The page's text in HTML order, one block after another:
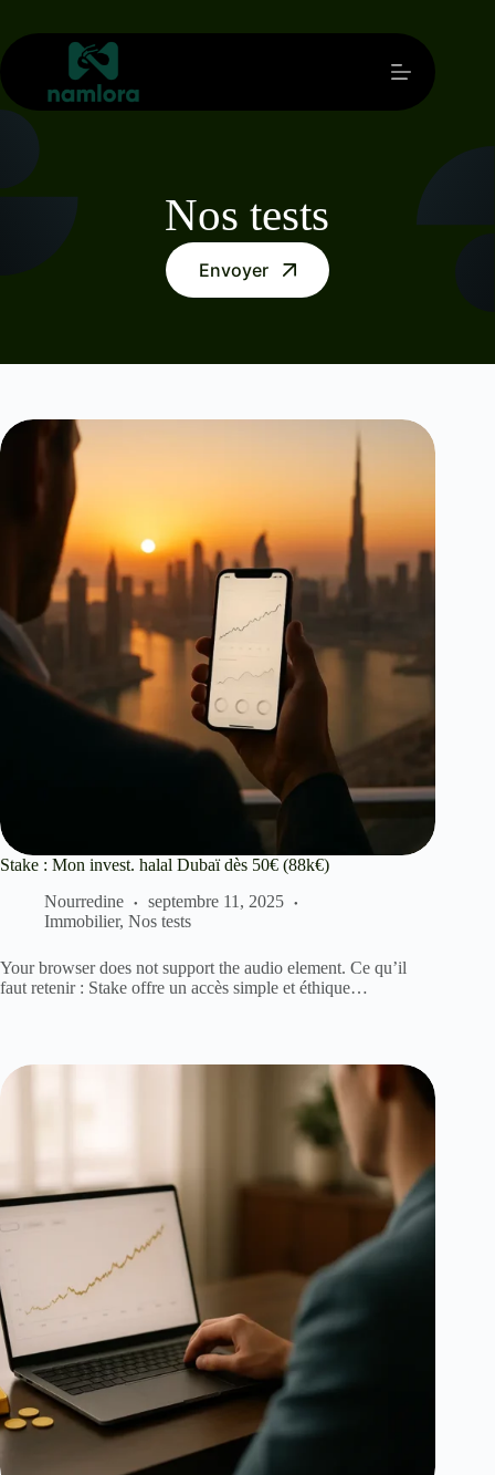
contenu
Nos tests
Envoyer
Stake : Mon invest. halal Dubaï dès 50€ (88k€)
Nourredine
septembre 11, 2025
Immobilier, Nos tests
Your browser does not support the audio element. Ce qu’il
faut retenir : Stake offre un accès simple et éthique…